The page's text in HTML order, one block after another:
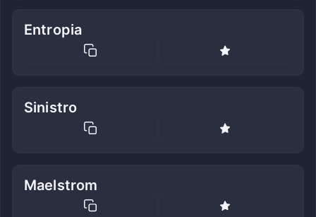
Entropia
Sinistro
Maelstrom